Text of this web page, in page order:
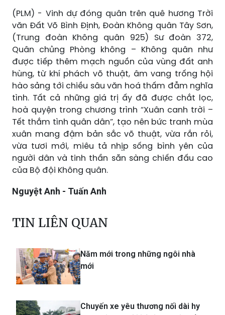
(PLM) - Vinh dự đóng quân trên quê hương Trời
văn Đất Võ Bình Định, Đoàn Không quân Tây Sơn,
(Trung đoàn Không quân 925) Sư đoàn 372,
Quân chủng Phòng không – Không quân như
được tiếp thêm mạch nguồn của vùng đất anh
hùng, từ khí phách võ thuật, âm vang trống hội
hào sảng tới chiều sâu văn hoá thấm đẫm nghĩa
tình. Tất cả những giá trị ấy đã được chắt lọc,
hoà quyện trong chương trình “Xuân canh trời –
Tết thắm tình quân dân”, tạo nên bức tranh mùa
xuân mang đậm bản sắc võ thuật, vừa rắn rỏi,
vừa tươi mới, miêu tả nhịp sống bình yên của
người dân và tinh thần sẵn sàng chiến đấu cao
của Bộ đội Không quân.
Nguyệt Anh - Tuấn Anh
TIN LIÊN QUAN
Năm mới trong những ngôi nhà
mới
Chuyến xe yêu thương nối dài hy